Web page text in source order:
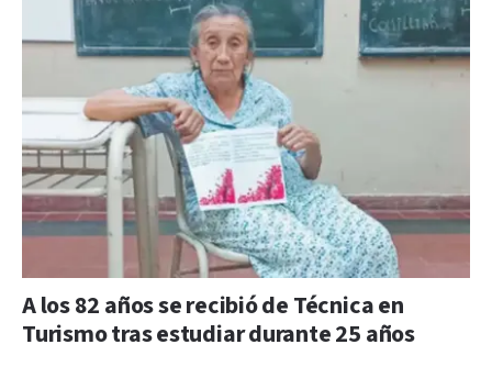
A los 82 años se recibió de Técnica en
Turismo tras estudiar durante 25 años